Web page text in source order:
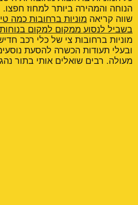
הנוחה והמהירה ביותר למחוז חפצו.
שווה קריאה מוניות ברחובות כמה
בשביל לנסוע ממקום למקום
מוניות ברחובות צי של כלי רכב
ובעלי תעודות הכשרה להסעת
מעולה. רבים שואלים אותי בתור